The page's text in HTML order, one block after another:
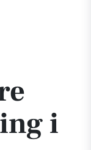
er hvorfor
i